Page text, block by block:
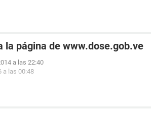
la página de www.dose.gob.ve
a las 22:40
a las 00:48